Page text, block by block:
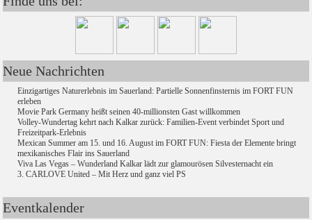
Neue Nachrichten
Einzigartiges Naturerlebnis im Sauerland: Partielle Sonnenfinsternis im FORT FUN
erleben
Movie Park Germany heißt seinen 40-millionsten Gast willkommen
Volley-Wundertag kehrt nach Kalkar zurück: Familien-Event verbindet Sport und
Freizeitpark-Erlebnis
Mexican Summer am 15. und 16. August im FORT FUN: Fiesta der Elemente bringt
mexikanisches Flair ins Sauerland
Viva Las Vegas – Wunderland Kalkar lädt zur glamourösen Silvesternacht ein
3. CARLOVE United – Mit Herz und ganz viel PS
Eventkalender